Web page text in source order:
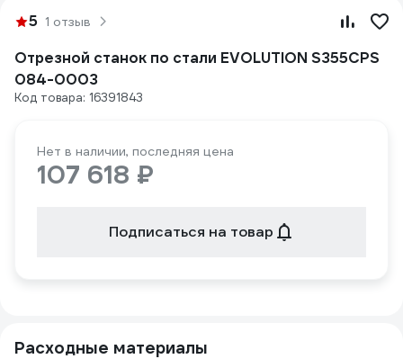
5 1 отзыв
Отрезной станок по стали EVOLUTION S355CPS
084-0003
Код товара: 16391843
Нет в наличии, последняя цена
107 618 ₽
Подписаться на товар
Расходные материалы